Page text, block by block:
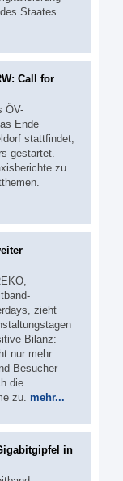
Staates.
Call for
ÖV-
Ende
stattfindet,
gestartet.
zu
zieht
Bilanz:
nur mehr
Besucher
die
zu. mehr...
in